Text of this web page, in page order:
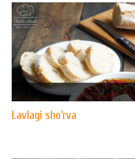
Lavlagi sho‘rva